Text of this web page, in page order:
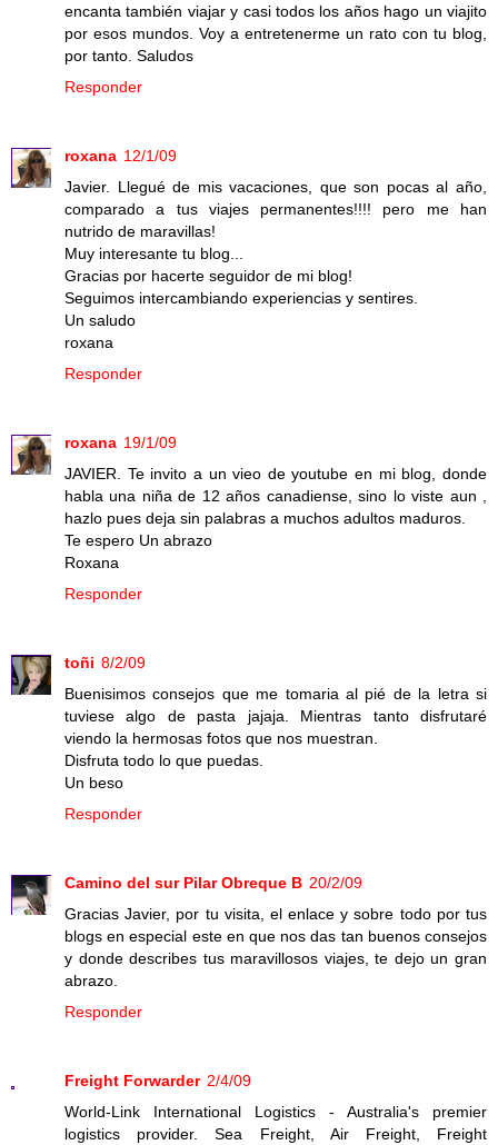
encanta también viajar y casi todos los años hago un viajito
por esos mundos. Voy a entretenerme un rato con tu blog,
por tanto. Saludos
Responder
roxana 12/1/09
Javier. Llegué de mis vacaciones, que son pocas al año,
comparado a tus viajes permanentes!!!! pero me han
nutrido de maravillas!
Muy interesante tu blog...
Gracias por hacerte seguidor de mi blog!
Seguimos intercambiando experiencias y sentires.
Un saludo
roxana
Responder
roxana 19/1/09
JAVIER. Te invito a un vieo de youtube en mi blog, donde
habla una niña de 12 años canadiense, sino lo viste aun ,
hazlo pues deja sin palabras a muchos adultos maduros.
Te espero Un abrazo
Roxana
Responder
toñi 8/2/09
Buenisimos consejos que me tomaria al pié de la letra si
tuviese algo de pasta jajaja. Mientras tanto disfrutaré
viendo la hermosas fotos que nos muestran.
Disfruta todo lo que puedas.
Un beso
Responder
Camino del sur Pilar Obreque B 20/2/09
Gracias Javier, por tu visita, el enlace y sobre todo por tus
blogs en especial este en que nos das tan buenos consejos
y donde describes tus maravillosos viajes, te dejo un gran
abrazo.
Responder
Freight Forwarder 2/4/09
World-Link International Logistics - Australia's premier
logistics provider. Sea Freight, Air Freight, Freight